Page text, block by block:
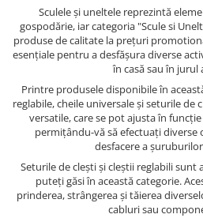
Sculele și uneltele reprezintă
gospodărie, iar categoria "Scule si
produse de calitate la prețuri
esențiale pentru a desfășura diverse
în casă sau în jurul
Printre produsele disponibile în
reglabile, cheile universale și seturile de
versatile, care se pot ajusta în
permițându-vă să efectuați diverse
desfacere a
Seturile de clești și cleștii reglabili sunt
puteți găsi în această categorie.
prinderea, strângerea și tăierea
cabluri sau